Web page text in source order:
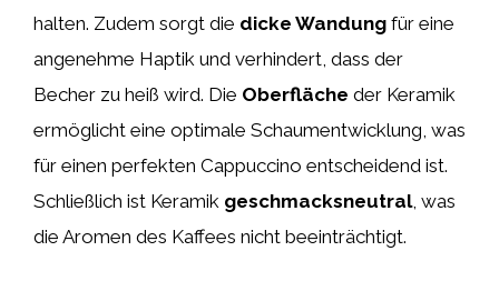
halten. Zudem sorgt die dicke Wandung für eine
angenehme Haptik und verhindert, dass der
Becher zu heiß wird. Die Oberfläche der Keramik
ermöglicht eine optimale Schaumentwicklung, was
für einen perfekten Cappuccino entscheidend ist.
Schließlich ist Keramik geschmacksneutral, was
die Aromen des Kaffees nicht beeinträchtigt.